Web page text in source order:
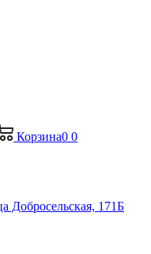
Корзина0 0
Добросельская, 171Б